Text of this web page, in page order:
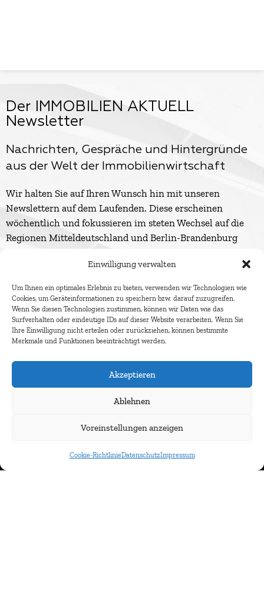
Einwilligung verwalten
Um Ihnen ein optimales Erlebnis zu bieten, verwenden wir Technologien wie
Cookies, um Geräteinformationen zu speichern bzw. darauf zuzugreifen.
Wenn Sie diesen Technologien zustimmen, können wir Daten wie das
Surfverhalten oder eindeutige IDs auf dieser Website verarbeiten. Wenn Sie
Ihre Einwilligung nicht erteilen oder zurückziehen, können bestimmte
Merkmale und Funktionen beeinträchtigt werden.
Akzeptieren
Ablehnen
Voreinstellungen anzeigen
Cookie-RichtlinieDatenschutzImpressum
Der IMMOBILIEN AKTUELL
Newsletter
Nachrichten, Gespräche und Hintergründe
aus der Welt der Immobilienwirtschaft
Wir halten Sie auf Ihren Wunsch hin mit unseren
Newslettern auf dem Laufenden. Diese erscheinen
wöchentlich und fokussieren im steten Wechsel auf die
Regionen Mitteldeutschland und Berlin-Brandenburg
sowie alle zwei Wochen auf Gesamtdeutschland.
Newsletter abonnieren